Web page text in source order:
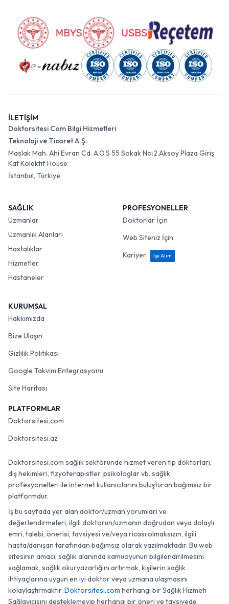
İLETİŞİM
Doktorsitesi Com Bilgi Hizmetleri
Teknoloji ve Ticaret A.Ş.
Maslak Mah. Ahi Evran Cd. A.O.S 55 Sokak No:2 Aksoy Plaza Giriş
Kat Kolektif House
İstanbul, Türkiye
SAĞLIK
Uzmanlar
Uzmanlık Alanları
Hastalıklar
Hizmetler
Hastaneler
PROFESYONELLER
Doktorlar İçin
Web Siteniz İçin
Kariyer
İşe Alım
KURUMSAL
Hakkımızda
Bize Ulaşın
Gizlilik Politikası
Google Takvim Entegrasyonu
Site Haritası
PLATFORMLAR
Doktorsitesi.com
Doktorsitesi.az
Doktorsitesi.com sağlık sektöründe hizmet veren tıp doktorları,
diş hekimleri, fizyoterapistler, psikologlar vb. sağlık
profesyonelleri ile internet kullanıcılarını buluşturan bağımsız bir
platformdur.
İş bu sayfada yer alan doktor/uzman yorumları ve
değerlendirmeleri, ilgili doktorun/uzmanın doğrudan veya dolaylı
emri, talebi, önerisi, tavsiyesi ve/veya ricası olmaksızın, ilgili
hasta/danışan tarafından bağımsız olarak yazılmaktadır. Bu web
sitesinin amacı, sağlık alanında kamuoyunun bilgilendirilmesini
sağlamak, sağlık okuryazarlığını artırmak, kişilerin sağlık
ihtiyaçlarına uygun en iyi doktor veya uzmana ulaşmasını
kolaylaştırmaktır. Doktorsitesi.com herhangi bir Sağlık Hizmeti
Sağlayıcısını desteklemeyip herhangi bir öneri ve tavsiyede